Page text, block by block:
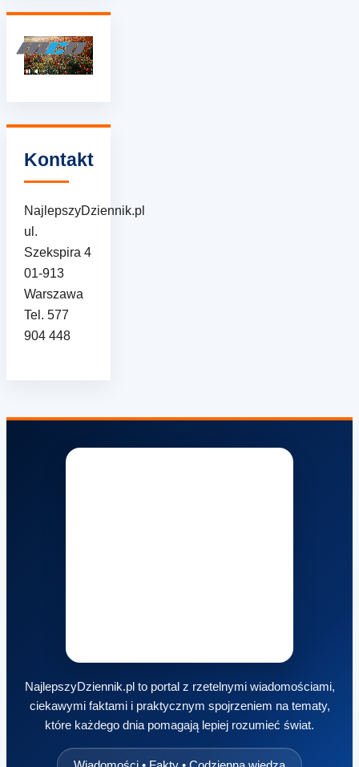
Kontakt
NajlepszyDziennik.pl
ul.
Szekspira 4
01-913
Warszawa
Tel. 577
904 448
NajlepszyDziennik.pl to portal z rzetelnymi wiadomościami,
ciekawymi faktami i praktycznym spojrzeniem na tematy,
które każdego dnia pomagają lepiej rozumieć świat.